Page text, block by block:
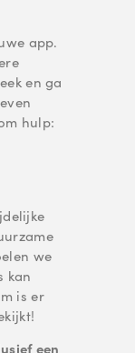
app.
en ga
hulp:
we
kan
is er
een